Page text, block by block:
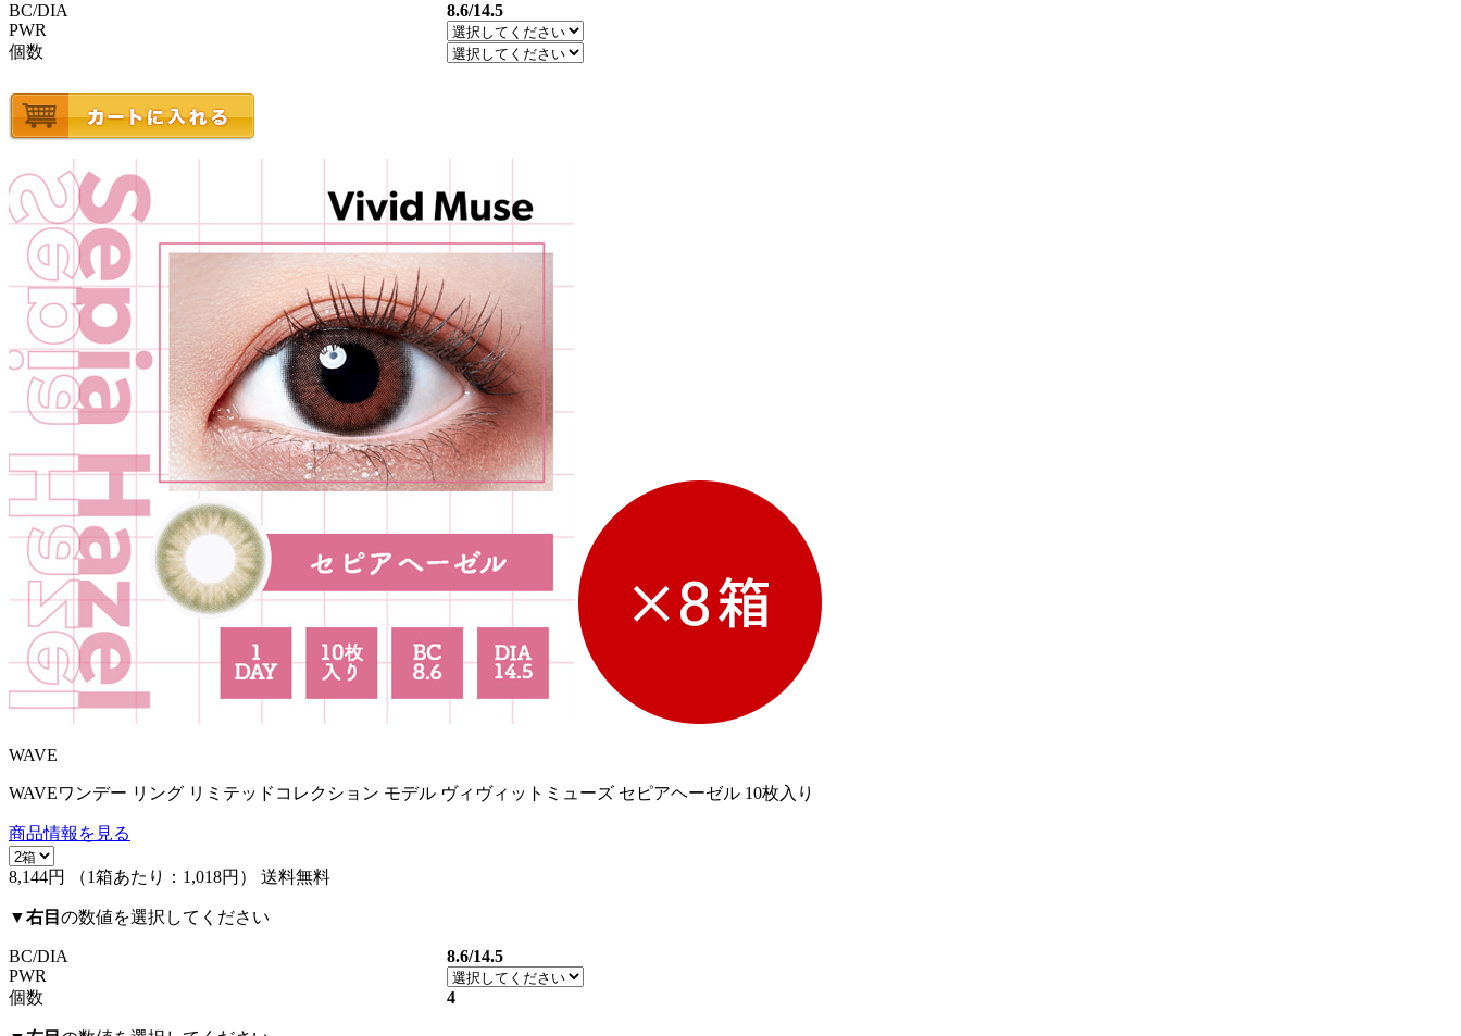
BC/DIA
8.6/14.5
PWR
個数
WAVE
WAVEワンデー リング リミテッドコレクション モデル ヴィヴィットミューズ セピアヘーゼル 10枚入り
商品情報を見る
8,144円 （1箱あたり： 1,018円 ） 送料無料
▼右目 の数値を選択してください
BC/DIA
8.6/14.5
PWR
個数
4